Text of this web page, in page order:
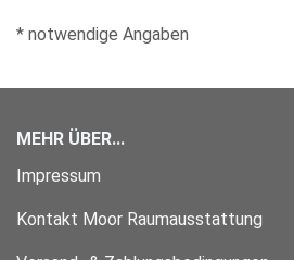
* notwendige Angaben
MEHR ÜBER...
Impressum
Kontakt Moor Raumausstattung